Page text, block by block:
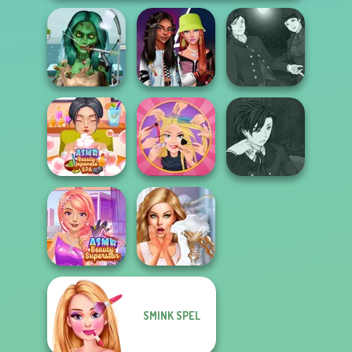
Ghoulish To
Gorgeous Cool
Zomb...
Fashionistas'
Faceoff
Manga Creator
Vampire Hunter
P...
ASMR Beauty
Japanese Spa
Extreme
Makeover
ASMR Beauty
Superstar
Bridezilla: Prank
SMINK SPEL